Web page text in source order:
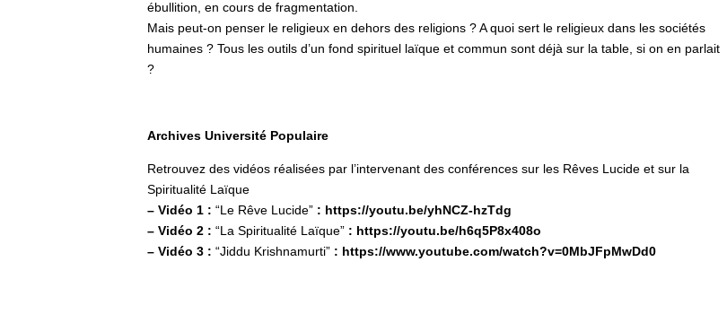
ébullition, en cours de fragmentation.
Mais peut-on penser le religieux en dehors des religions ? A quoi sert le religieux dans les sociétés
humaines ? Tous les outils d’un fond spirituel laïque et commun sont déjà sur la table, si on en parlait
?
Archives Université Populaire
Retrouvez des vidéos réalisées par l’intervenant des conférences sur les Rêves Lucide et sur la
Spiritualité Laïque
– Vidéo 1 :“Le Rêve Lucide” : https://youtu.be/yhNCZ-hzTdg
– Vidéo 2 :“La Spiritualité Laïque” : https://youtu.be/h6q5P8x408o
– Vidéo 3 :“Jiddu Krishnamurti” : https://www.youtube.com/watch?v=0MbJFpMwDd0